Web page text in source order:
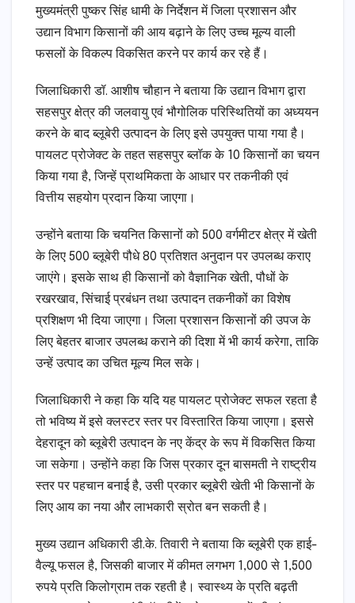
मुख्यमंत्री पुष्कर सिंह धामी के निर्देशन में जिला प्रशासन और
उद्यान विभाग किसानों की आय बढ़ाने के लिए उच्च मूल्य वाली
फसलों के विकल्प विकसित करने पर कार्य कर रहे हैं।
जिलाधिकारी डॉ. आशीष चौहान ने बताया कि उद्यान विभाग द्वारा
सहसपुर क्षेत्र की जलवायु एवं भौगोलिक परिस्थितियों का अध्ययन
करने के बाद ब्लूबेरी उत्पादन के लिए इसे उपयुक्त पाया गया है।
पायलट प्रोजेक्ट के तहत सहसपुर ब्लॉक के 10 किसानों का चयन
किया गया है, जिन्हें प्राथमिकता के आधार पर तकनीकी एवं
वित्तीय सहयोग प्रदान किया जाएगा।
उन्होंने बताया कि चयनित किसानों को 500 वर्गमीटर क्षेत्र में खेती
के लिए 500 ब्लूबेरी पौधे 80 प्रतिशत अनुदान पर उपलब्ध कराए
जाएंगे। इसके साथ ही किसानों को वैज्ञानिक खेती, पौधों के
रखरखाव, सिंचाई प्रबंधन तथा उत्पादन तकनीकों का विशेष
प्रशिक्षण भी दिया जाएगा। जिला प्रशासन किसानों की उपज के
लिए बेहतर बाजार उपलब्ध कराने की दिशा में भी कार्य करेगा, ताकि
उन्हें उत्पाद का उचित मूल्य मिल सके।
जिलाधिकारी ने कहा कि यदि यह पायलट प्रोजेक्ट सफल रहता है
तो भविष्य में इसे क्लस्टर स्तर पर विस्तारित किया जाएगा। इससे
देहरादून को ब्लूबेरी उत्पादन के नए केंद्र के रूप में विकसित किया
जा सकेगा। उन्होंने कहा कि जिस प्रकार दून बासमती ने राष्ट्रीय
स्तर पर पहचान बनाई है, उसी प्रकार ब्लूबेरी खेती भी किसानों के
लिए आय का नया और लाभकारी स्रोत बन सकती है।
मुख्य उद्यान अधिकारी डी.के. तिवारी ने बताया कि ब्लूबेरी एक हाई-
वैल्यू फसल है, जिसकी बाजार में कीमत लगभग 1,000 से 1,500
रुपये प्रति किलोग्राम तक रहती है। स्वास्थ्य के प्रति बढ़ती